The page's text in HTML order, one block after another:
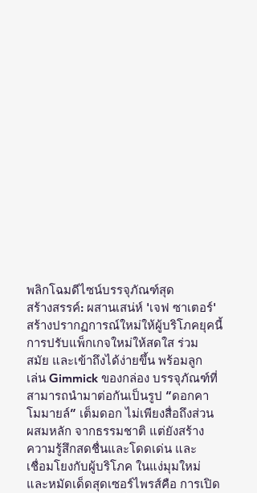
พลิกโฉมดีไซน์บรรจุภัณฑ์สุด
สร้างสรรค์: ผสานเสน่ห์ 'เจฟ ซาเตอร์'
สร้างปรากฏการณ์ใหม่ให้ผู้บริโภคยุคนี้
การปรับแพ็กเกจใหม่ให้สดใส ร่วม
สมัย และเข้าถึงได้ง่ายขึ้น พร้อมลูก
เล่น Gimmick ของกล่อง บรรจุภัณฑ์ที่
สามารถนำมาต่อกันเป็นรูป “ดอกคา
โมมายล์” เต็มดอก ไม่เพียงสื่อถึงส่วน
ผสมหลัก จากธรรมชาติ แต่ยังสร้าง
ความรู้สึกสดชื่นและโดดเด่น และ
เชื่อมโยงกับผู้บริโภค ในแง่มุมใหม่
และหมัดเด็ดสุดเซอร์ไพรส์คือ การเปิด